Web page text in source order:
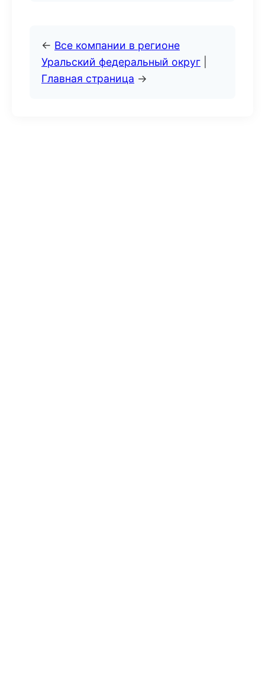
← Все компании в регионе
Уральский федеральный округ
Главная страница →